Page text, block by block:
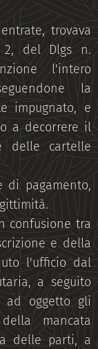
trovava
2, del Dlgs n.
l'intero
la
impugnato, e
a decorrere il
delle cartelle
di pagamento,
confusione tra
e della
l'ufficio dal
a seguito
ad oggetto gli
mancata
delle parti, a